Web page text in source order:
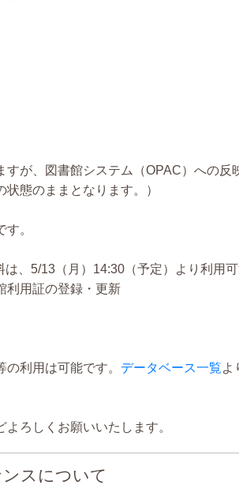
、図書館システム（OPAC）への反
態のままとなります。）
。
5/13（月）14:30（予定）より利用可
利用証の登録・更新
利用は可能です。 データベース一覧よ
ろしくお願いいたします。
スについて